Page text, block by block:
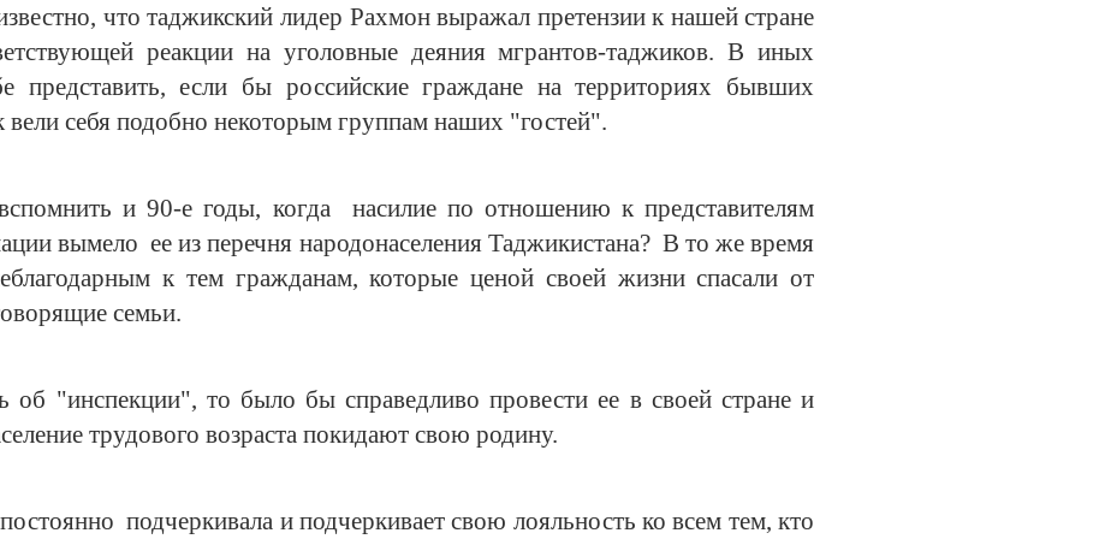
что таджикский лидер Рахмон выражал претензии к нашей стране
реакции на уголовные деяния мгрантов-таджиков. В иных
представить, если бы российские граждане на территориях бывших
вели себя подобно некоторым группам наших "гостей".
и 90-е годы, когда насилие по отношению к представителям
вымело ее из перечня народонаселения Таджикистана? В то же время
к тем гражданам, которые ценой своей жизни спасали от
семьи.
об "инспекции", то было бы справедливо провести ее в своей стране и
трудового возраста покидают свою родину.
подчеркивала и подчеркивает свою лояльность ко всем тем, кто